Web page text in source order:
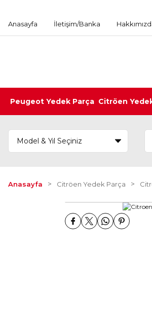
Anasayfa İletişim/Banka
Peugeot Yedek Parça Citröen
Anasayfa Citröen Yedek Parça